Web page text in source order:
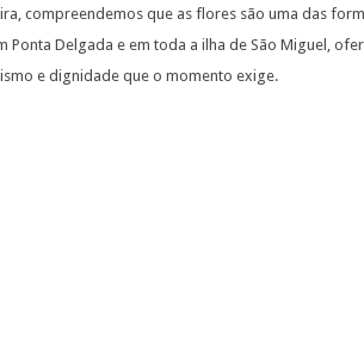
compreendemos que as flores são uma das
Ponta Delgada e em toda a ilha de São Miguel,
e dignidade que o momento exige.